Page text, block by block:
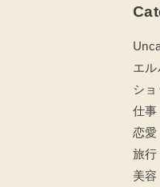
エル
シ
仕事
恋愛
旅行
美容